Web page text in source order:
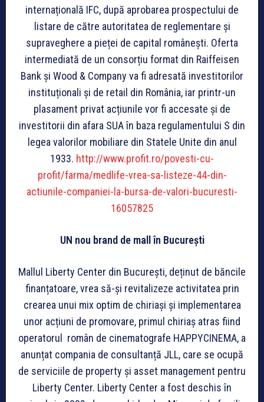
internațională IFC, după aprobarea prospectului de
listare de către autoritatea de reglementare și
supraveghere a pieței de capital românești. Oferta
intermediată de un consorțiu format din Raiffeisen
Bank și Wood & Company va fi adresată investitorilor
instituționali și de retail din România, iar printr-un
plasament privat acțiunile vor fi accesate și de
investitorii din afara SUA în baza regulamentului S din
legea valorilor mobiliare din Statele Unite din anul
1933. http://www.profit.ro/povesti-cu-
profit/farma/medlife-vrea-sa-listeze-44-din-
actiunile-companiei-la-bursa-de-valori-bucuresti-
16057825
UN nou brand de mall în București
Mallul Liberty Center din București, deținut de băncile
finanțatoare, vrea să-și revitalizeze activitatea prin
crearea unui mix optim de chiriași și implementarea
unor acțiuni de promovare, primul chiriaș atras fiind
operatorul român de cinematografe HAPPYCINEMA, a
anunțat compania de consultanță JLL, care se ocupă
de serviciile de property și asset management pentru
Liberty Center. Liberty Center a fost deschis în